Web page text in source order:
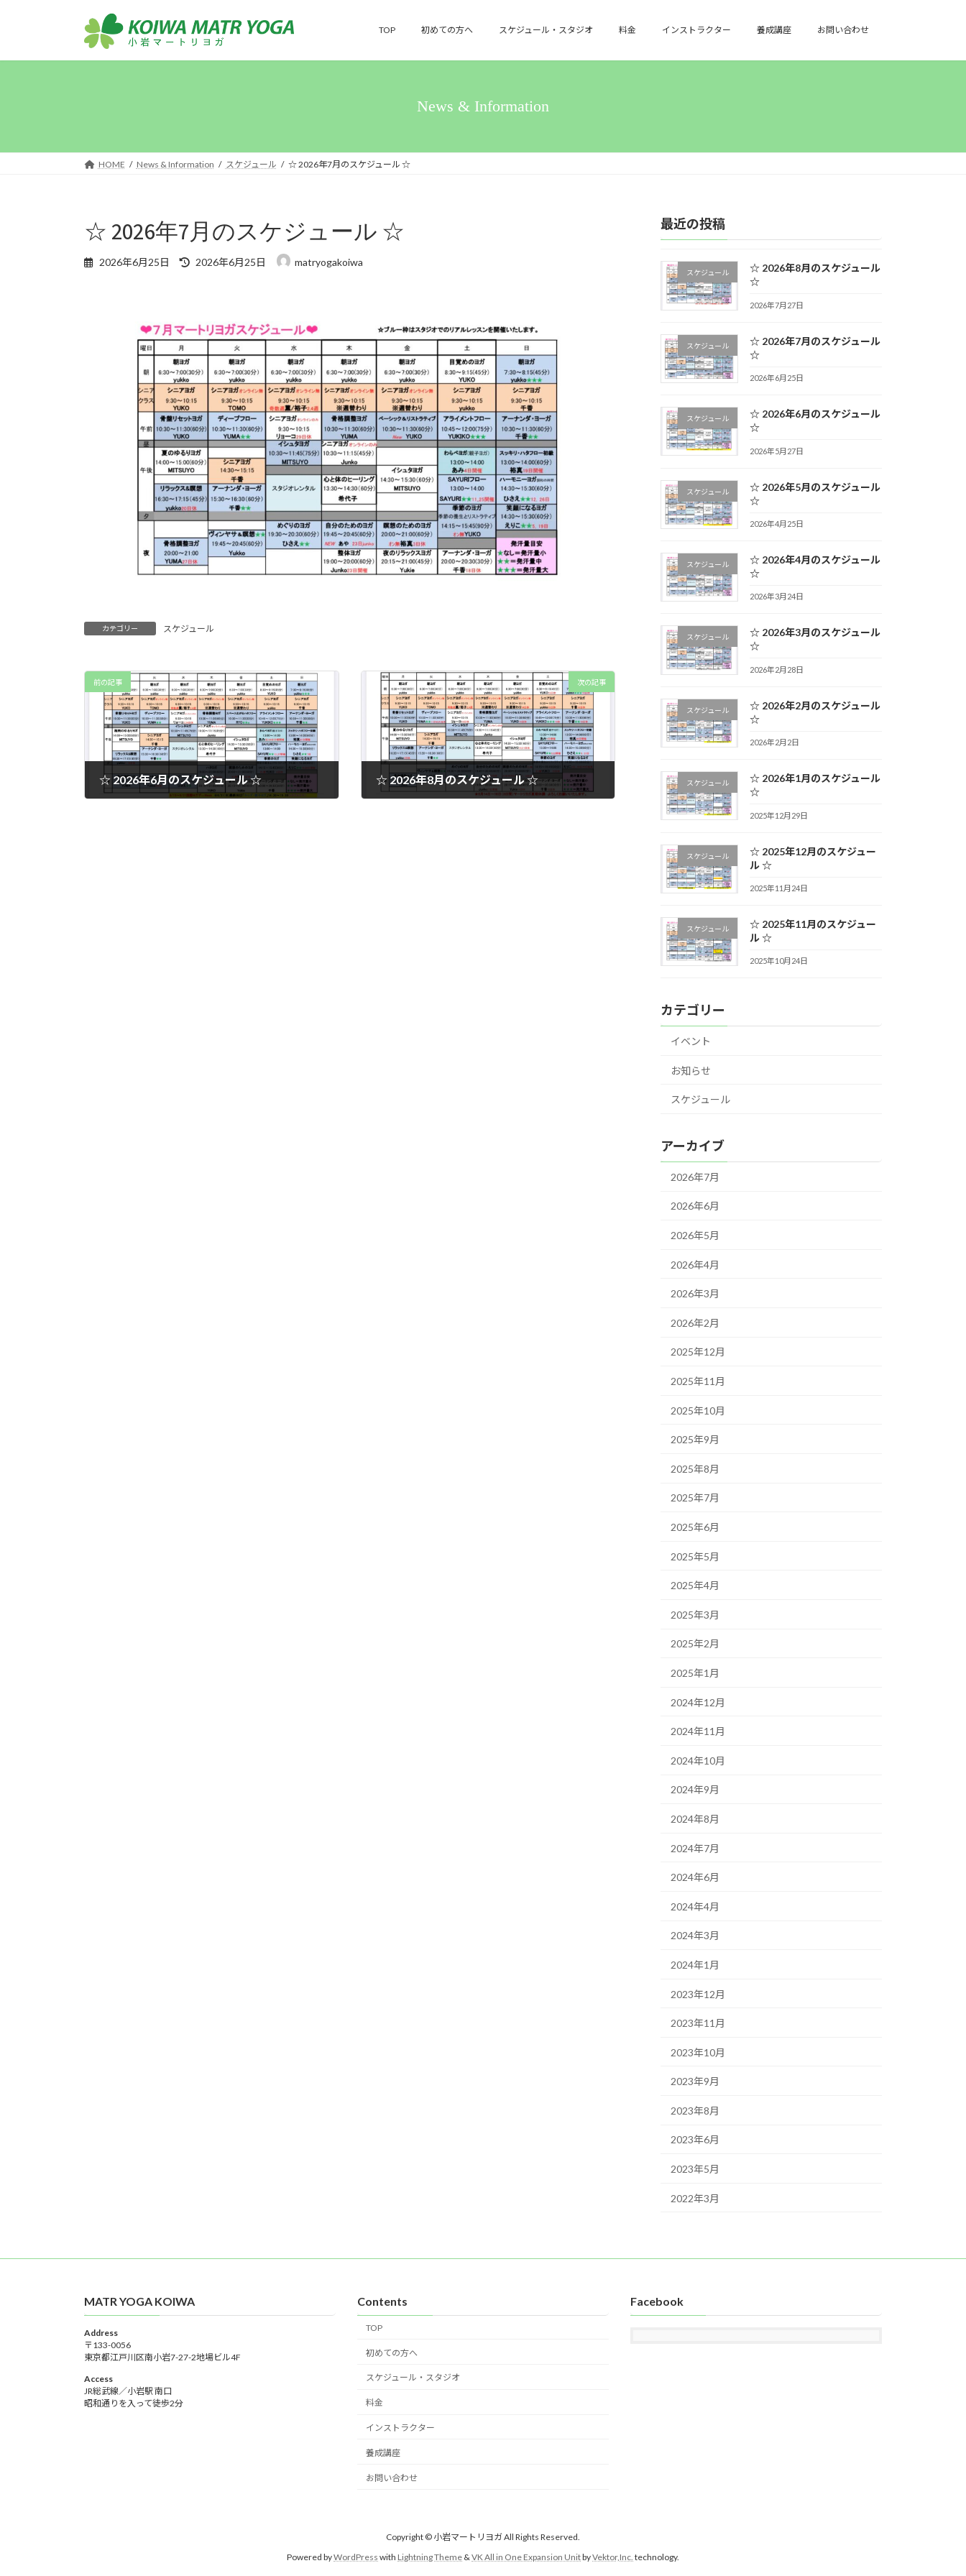
ン
ー
TOP 初めての方へ スケジュール・スタジオ 料金 インストラクター 養成講座 お問い合わせ
News & Information
HOME News & Information スケジュール ☆ 2026年7月のスケジュール ☆
☆ 2026年7月のスケジュール ☆
2026年6月25日
最
時
:
2026年6月25日 matryogakoiwa
カテゴリー スケジュール
前の記事
☆ 2026年6月のスケジュール ☆
次の記事
☆ 2026年8月のスケジュール ☆
最近の投稿
スケジュール
☆ 2026年8月のスケジュール
☆
2026年7月27日
スケジュール
☆ 2026年7月のスケジュール
☆
2026年6月25日
スケジュール
☆ 2026年6月のスケジュール
☆
2026年5月27日
スケジュール
☆ 2026年5月のスケジュール
☆
2026年4月25日
スケジュール
☆ 2026年4月のスケジュール
☆
2026年3月24日
スケジュール
☆ 2026年3月のスケジュール
☆
2026年2月28日
スケジュール
☆ 2026年2月のスケジュール
☆
2026年2月2日
スケジュール
☆ 2026年1月のスケジュール
☆
2025年12月29日
スケジュール
☆ 2025年12月のスケジュー
ル ☆
2025年11月24日
スケジュール
☆ 2025年11月のスケジュー
ル ☆
2025年10月24日
カテゴリー
イベント
お知らせ
スケジュール
アーカイブ
2026年7月
2026年6月
2026年5月
2026年4月
2026年3月
2026年2月
2025年12月
2025年11月
2025年10月
2025年9月
2025年8月
2025年7月
2025年6月
2025年5月
2025年4月
2025年3月
2025年2月
2025年1月
2024年12月
2024年11月
2024年10月
2024年9月
2024年8月
2024年7月
2024年6月
2024年4月
2024年3月
2024年1月
2023年12月
2023年11月
2023年10月
2023年9月
2023年8月
2023年6月
2023年5月
2022年3月
MATR YOGA KOIWA
Address
〒133-0056
東京都江戸川区南小岩7-27-2地場ビル4F
Access
JR総武線／小岩駅 南口
昭和通りを入って徒歩2分
Contents
TOP
初めての方へ
スケジュール・スタジオ
料金
インストラクター
養成講座
お問い合わせ
Facebook
Copyright © 小岩マートリヨガ All Rights Reserved.
Powered byWordPress with Lightning Theme & VK All in One Expansion UnitbyVektor,Inc. technology.